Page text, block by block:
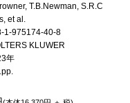
T.B.Newman, S.R.C
et al.
1-975174-40-8
KLUWER
年